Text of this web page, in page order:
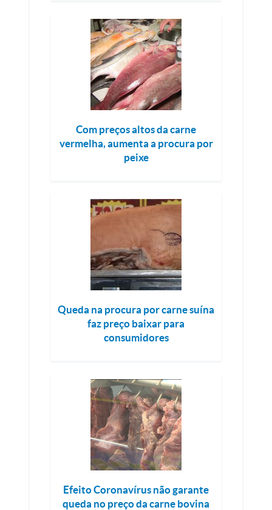
Com preços altos da carne
vermelha, aumenta a procura por
peixe
Queda na procura por carne suína
faz preço baixar para
consumidores
Efeito Coronavírus não garante
queda no preço da carne bovina